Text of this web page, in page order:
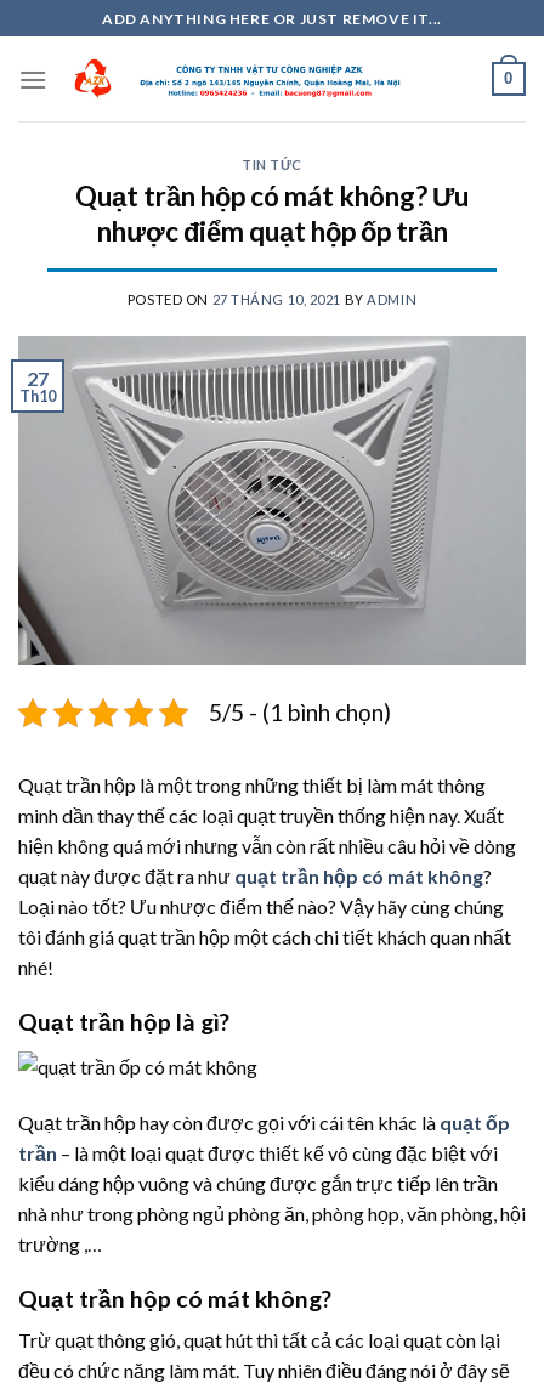
to
content
ADD ANYTHING HERE OR JUST REMOVE IT...
0
TIN TỨC
Quạt trần hộp có mát không? Ưu
nhược điểm quạt hộp ốp trần
POSTED ON 27 THÁNG 10, 2021 BY ADMIN
27
Th10
5/5 - (1 bình chọn)
Quạt trần hộp là một trong những thiết bị làm mát thông
minh dần thay thế các loại quạt truyền thống hiện nay. Xuất
hiện không quá mới nhưng vẫn còn rất nhiều câu hỏi về dòng
quạt này được đặt ra như quạt trần hộp có mát không?
Loại nào tốt? Ưu nhược điểm thế nào? Vậy hãy cùng chúng
tôi đánh giá quạt trần hộp một cách chi tiết khách quan nhất
nhé!
Quạt trần hộp là gì?
Quạt trần hộp hay còn được gọi với cái tên khác là quạt ốp
trần – là một loại quạt được thiết kế vô cùng đặc biệt với
kiểu dáng hộp vuông và chúng được gắn trực tiếp lên trần
nhà như trong phòng ngủ phòng ăn, phòng họp, văn phòng, hội
trường ,…
Quạt trần hộp có mát không?
Trừ quạt thông gió, quạt hút thì tất cả các loại quạt còn lại
đều có chức năng làm mát. Tuy nhiên điều đáng nói ở đây sẽ